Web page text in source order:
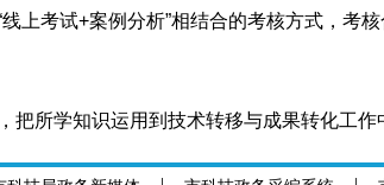
上考试+案例分析”相结合的考核方式，考
所学知识运用到技术转移与成果转化工作
地贡献力量。